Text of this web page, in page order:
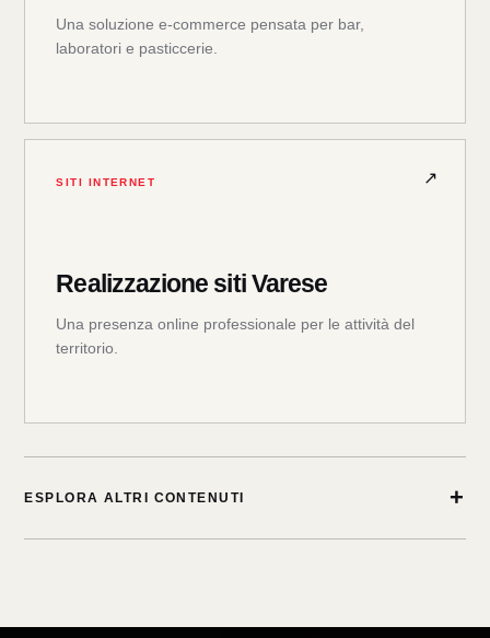
Una soluzione e-commerce pensata per bar,
laboratori e pasticcerie.
SITI INTERNET
Realizzazione siti Varese
Una presenza online professionale per le attività del
territorio.
ESPLORA ALTRI CONTENUTI +